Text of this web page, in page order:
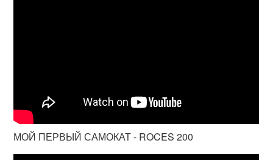
МОЙ ПЕРВЫЙ САМОКАТ - ROCES 200